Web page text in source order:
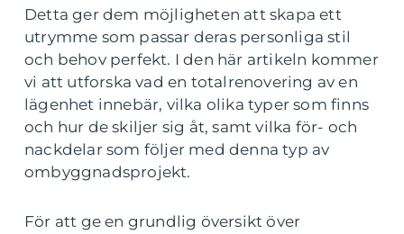
Detta ger dem möjligheten att skapa ett
utrymme som passar deras personliga stil
och behov perfekt. I den här artikeln kommer
vi att utforska vad en totalrenovering av en
lägenhet innebär, vilka olika typer som finns
och hur de skiljer sig åt, samt vilka för- och
nackdelar som följer med denna typ av
ombyggnadsprojekt.
För att ge en grundlig översikt över